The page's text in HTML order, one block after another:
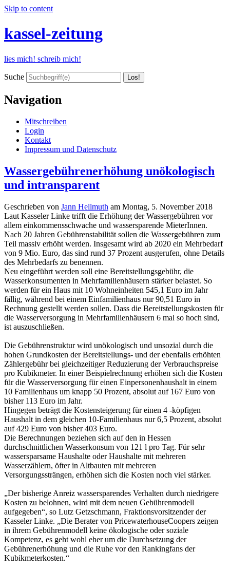
Skip to content
kassel-zeitung
lies mich! schreib mich!
Suche
Navigation
Mitschreiben
Login
Kontakt
Impressum und Datenschutz
Wassergebührenerhöhung unökologisch
und intransparent
Geschrieben von Jann Hellmuth am Montag, 5. November 2018
Laut Kasseler Linke trifft die Erhöhung der Wassergebühren vor
allem einkommensschwache und wassersparende MieterInnen.
Nach 20 Jahren Gebührenstabilität sollen die Wassergebühren zum
Teil massiv erhöht werden. Insgesamt wird ab 2020 ein Mehrbedarf
von 9 Mio. Euro, das sind rund 37 Prozent ausgerufen, ohne Details
des Mehrbedarfs zu benennen.
Neu eingeführt werden soll eine Bereitstellungsgebühr, die
Wasserkonsumenten in Mehrfamilienhäusern stärker belastet. So
werden für ein Haus mit 10 Wohneinheiten 545,1 Euro im Jahr
fällig, während bei einem Einfamilienhaus nur 90,51 Euro in
Rechnung gestellt werden sollen. Dass die Bereitstellungskosten für
die Wasserversorgung in Mehrfamilienhäusern 6 mal so hoch sind,
ist auszuschließen.
Die Gebührenstruktur wird unökologisch und unsozial durch die
hohen Grundkosten der Bereitstellungs- und der ebenfalls erhöhten
Zählergebühr bei gleichzeitiger Reduzierung der Verbrauchspreise
pro Kubikmeter. In einer Beispielrechnung erhöhen sich die Kosten
für die Wasserversorgung für einen Einpersonenhaushalt in einem
10 Familienhaus um knapp 50 Prozent, absolut auf 167 Euro von
bisher 113 Euro im Jahr.
Hingegen beträgt die Kostensteigerung für einen 4 -köpfigen
Haushalt in dem gleichen 10-Familienhaus nur 6,5 Prozent, absolut
auf 429 Euro von bisher 403 Euro.
Die Berechnungen beziehen sich auf den in Hessen
durchschnittlichen Wasserkonsum von 121 l pro Tag. Für sehr
wassersparsame Haushalte oder Haushalte mit mehreren
Wasserzählern, öfter in Altbauten mit mehreren
Versorgungssträngen, erhöhen sich die Kosten noch viel stärker.
„Der bisherige Anreiz wassersparendes Verhalten durch niedrigere
Kosten zu belohnen, wird mit dem neuen Gebührenmodell
aufgegeben“, so Lutz Getzschmann, Fraktionsvorsitzender der
Kasseler Linke. „Die Berater von PricewaterhouseCoopers zeigen
in ihrem Gebührenmodell keine ökologische oder soziale
Kompetenz, es geht wohl eher um die Durchsetzung der
Gebührenerhöhung und die Ruhe vor den Rankingfans der
Kubikmeterkosten.“